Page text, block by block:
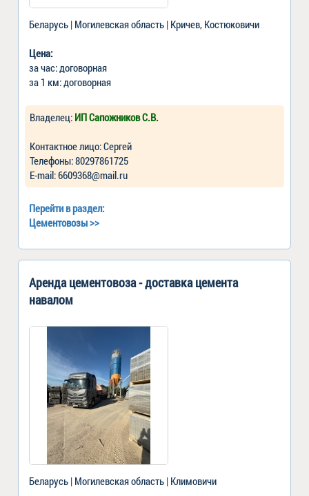
Беларусь | Могилевская область | Кричев, Костюковичи
Цена:
за час: договорная
за 1 км: договорная
Владелец: ИП Сапожников С.В.
Контактное лицо: Сергей
Телефоны: 80297861725
Е-mail: 6609368@mail.ru
Перейти в раздел:
Цементовозы>>
Аренда цементовоза - доставка цемента
навалом
Беларусь | Могилевская область | Климовичи